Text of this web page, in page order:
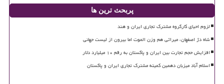
پربحث ترین ها
لزوم احیای کارگروه مشترک تجاری ایران و هند
شاه دژ اصفهان، میراثی هم وزن الموت اما بیرون از لیست جهانی
افزایش حجم تجارت بین ایران و پاکستان به رقم ۱۰ میلیارد دلار
اسلام آباد میزبان دهمین کمیته مشترک تجاری ایران و پاکستان